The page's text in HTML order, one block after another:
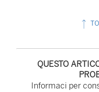
QUESTO
Informaci per